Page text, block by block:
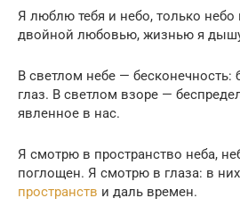
Я люблю тебя и небо, только небо
двойной любовью, жизнью я
В светлом небе — бесконечность:
глаз. В светлом взоре —
явленное в нас.
Я смотрю в пространство неба,
поглощен. Я смотрю в глаза: в них
пространств и даль времен.